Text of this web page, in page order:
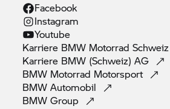
Facebook
Instagram
Youtube
Karriere BMW Motorrad Schweiz
Karriere BMW (Schweiz)AG
BMW Motorrad Motorsport
BMWAutomobil
BMWGroup